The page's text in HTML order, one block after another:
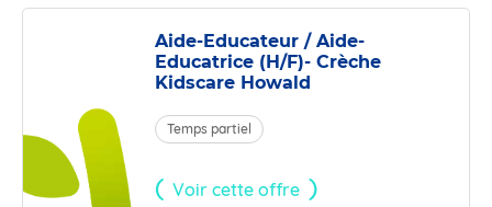
Aide-Educateur / Aide-
Educatrice (H/F)- Crèche
Kidscare Howald
Temps partiel
Voir cette offre